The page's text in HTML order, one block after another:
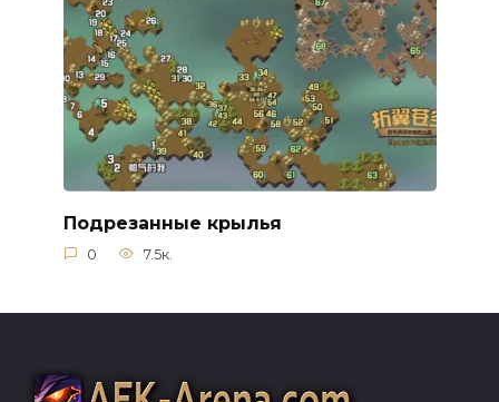
Подрезанные крылья
0 7.5к.